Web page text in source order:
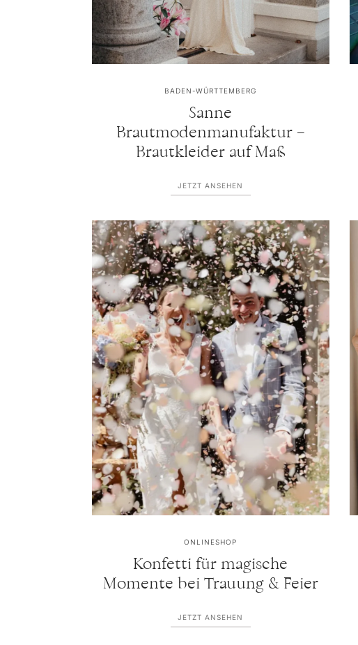
BADEN-WÜRTTEMBERG
Sanne
Brautmodenmanufaktur –
Brautkleider auf Maß
JETZT ANSEHEN
ONLINESHOP
Konfetti für magische
Momente bei Trauung & Feier
JETZT ANSEHEN